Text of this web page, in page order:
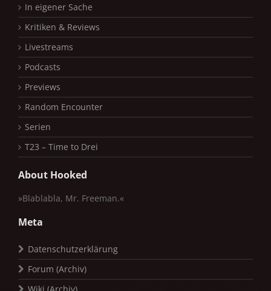
In eigener Sache
Kritiken & Reviews
Livestreams
Podcasts
Previews
Random Encounter
Serien
T23 – Time to Drei
About Hooked
»Blablabla, Mr. Freeman.«
Meta
Datenschutzerklärung
Forum (Archiv)